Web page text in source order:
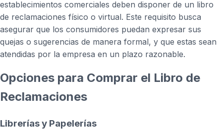
establecimientos comerciales deben disponer de un libro
de reclamaciones físico o virtual. Este requisito busca
asegurar que los consumidores puedan expresar sus
quejas o sugerencias de manera formal, y que estas sean
atendidas por la empresa en un plazo razonable.
Opciones para Comprar el Libro de
Reclamaciones
Librerías y Papelerías